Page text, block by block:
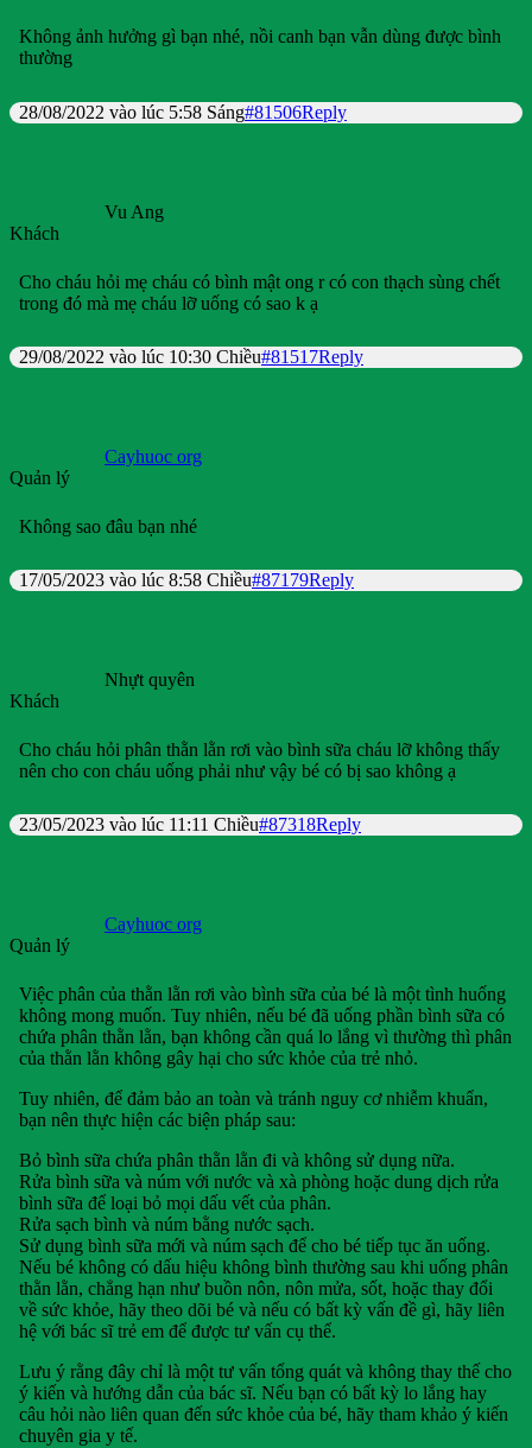
Không ảnh hưởng gì bạn nhé, nồi canh bạn vẫn dùng được bình
thường
28/08/2022 vào lúc 5:58 Sáng#81506Reply
Vu Ang
Khách
Cho cháu hỏi mẹ cháu có bình mật ong r có con thạch sùng chết
trong đó mà mẹ cháu lỡ uống có sao k ạ
29/08/2022 vào lúc 10:30 Chiều#81517Reply
Cayhuoc org
Quản lý
Không sao đâu bạn nhé
17/05/2023 vào lúc 8:58 Chiều#87179Reply
Nhựt quyên
Khách
Cho cháu hỏi phân thằn lằn rơi vào bình sữa cháu lỡ không thấy
nên cho con cháu uống phải như vậy bé có bị sao không ạ
23/05/2023 vào lúc 11:11 Chiều#87318Reply
Cayhuoc org
Quản lý
Việc phân của thằn lằn rơi vào bình sữa của bé là một tình huống
không mong muốn. Tuy nhiên, nếu bé đã uống phần bình sữa có
chứa phân thằn lằn, bạn không cần quá lo lắng vì thường thì phân
của thằn lằn không gây hại cho sức khỏe của trẻ nhỏ.
Tuy nhiên, để đảm bảo an toàn và tránh nguy cơ nhiễm khuẩn,
bạn nên thực hiện các biện pháp sau:
Bỏ bình sữa chứa phân thằn lằn đi và không sử dụng nữa.
Rửa bình sữa và núm với nước và xà phòng hoặc dung dịch rửa
bình sữa để loại bỏ mọi dấu vết của phân.
Rửa sạch bình và núm bằng nước sạch.
Sử dụng bình sữa mới và núm sạch để cho bé tiếp tục ăn uống.
Nếu bé không có dấu hiệu không bình thường sau khi uống phân
thằn lằn, chẳng hạn như buồn nôn, nôn mửa, sốt, hoặc thay đổi
về sức khỏe, hãy theo dõi bé và nếu có bất kỳ vấn đề gì, hãy liên
hệ với bác sĩ trẻ em để được tư vấn cụ thể.
Lưu ý rằng đây chỉ là một tư vấn tổng quát và không thay thế cho
ý kiến và hướng dẫn của bác sĩ. Nếu bạn có bất kỳ lo lắng hay
câu hỏi nào liên quan đến sức khỏe của bé, hãy tham khảo ý kiến
chuyên gia y tế.